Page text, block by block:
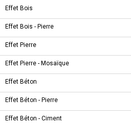
Effet Bois
Effet Bois - Pierre
Effet Pierre
Effet Pierre - Mosaïque
Effet Béton
Effet Béton - Pierre
Effet Béton - Ciment
FICHE TECHNIQUE
Finition
5 AUTRES PRODUITS